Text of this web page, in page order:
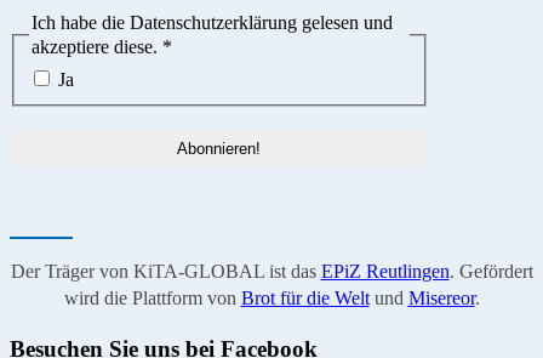
Ich habe die Datenschutzerklärung gelesen und
akzeptiere diese. *
Ja
Der Träger von KiTA-GLOBAL ist das EPiZ Reutlingen. Gefördert
wird die Plattform von Brot für die Weltund Misereor.
Besuchen Sie uns bei Facebook